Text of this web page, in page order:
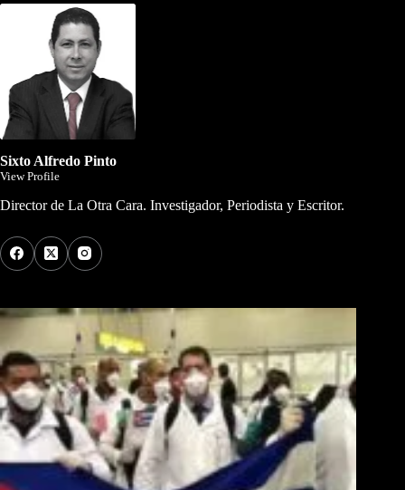
Sixto Alfredo Pinto
View Profile
Director de La Otra Cara. Investigador, Periodista y Escritor.